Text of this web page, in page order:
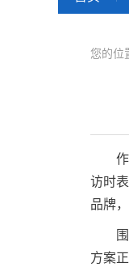
您的位
作
访时
品牌
围
方案